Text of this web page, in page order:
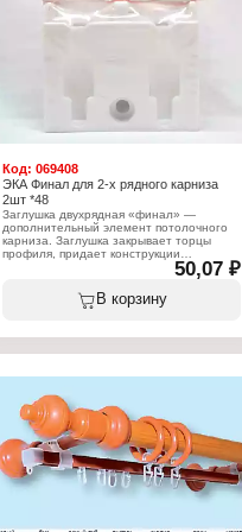
Тип товара: Карниз
Назначение: для штор
Вариация: трехполозный
Код: 069408
ЭКА Финал для 2-х рядного карниза
2шт *48
Заглушка двухрядная «финал» —
дополнительный элемент потолочного
карниза. Заглушка закрывает торцы
профиля, придает конструкции
завершенный вид и предотвращает
соскальзывание портьер и тюля.
Изделие изготовлено из пластика.
Количество в упаковке - 2 шт.
Тип товара: Заглушка
Особенность: финал
Количество: 2 шт
50,07 ₽
В корзину